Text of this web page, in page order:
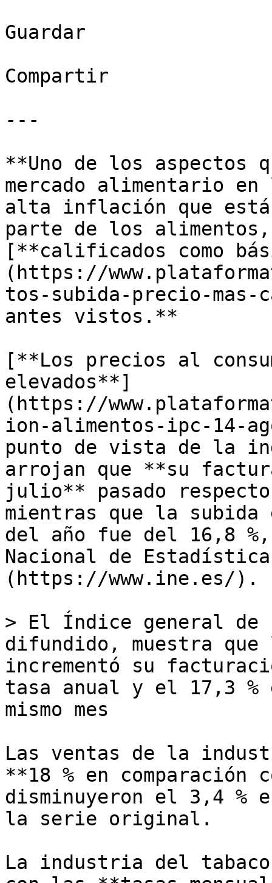
Guardar
Compartir
---
**Uno de los aspectos
mercado alimentario
alta inflación que
parte de los
[**calificados como
(https://
tos-subida-precio-
antes vistos.**
[**Los precios al
elevados**]
(https://
ion-alimentos-ipc-14-
punto de vista de la
arrojan que **su
julio** pasado respecto
mientras que la subida
del año fue del 16,8
Nacional de
(https://www.ine.es/).
> El Índice general de
difundido, muestra
incrementó su
tasa anual y el 17,3 %
mismo mes
Las ventas de la
**18 % en
disminuyeron el 3,4 %
la serie original.
La industria del